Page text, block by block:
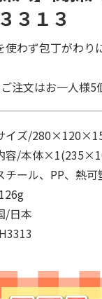
３１３
使わず包丁がわり
注文はお一人様5
イズ/
容/本体
チール、PP、熱
/日本